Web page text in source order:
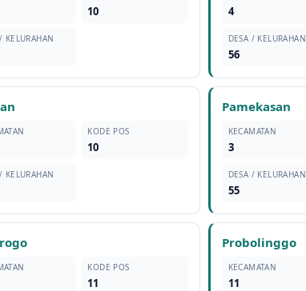
10
KELURAHAN
4
DESA / KELURAHAN
56
KODE POS
10
KELURAHAN
Pamekasan
KECAMATAN
3
DESA / KELURAHAN
55
KODE POS
11
Probolinggo
KECAMATAN
11